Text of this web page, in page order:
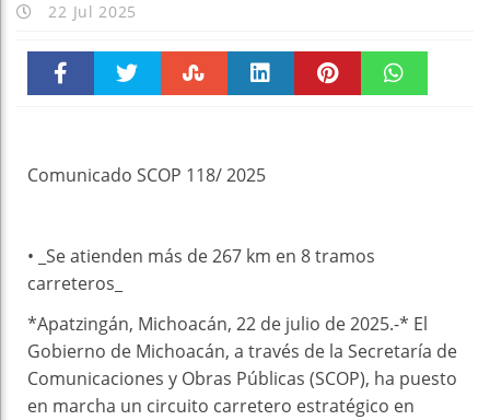
22 Jul 2025
Comunicado SCOP 118/ 2025
• _Se atienden más de 267 km en 8 tramos
carreteros_
*Apatzingán, Michoacán, 22 de julio de 2025.-* El
Gobierno de Michoacán, a través de la Secretaría de
Comunicaciones y Obras Públicas (SCOP), ha puesto
en marcha un circuito carretero estratégico en